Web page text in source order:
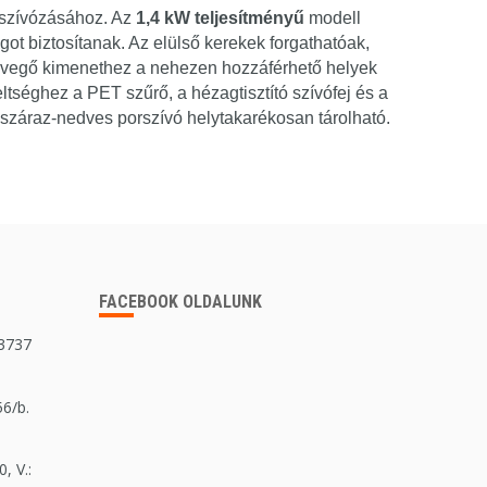
Az 1,4 kW teljesítményű modell
biztosítanak. Az elülső kerekek forgathatóak,
kimenethez a nehezen hozzáférhető helyek
a PET szűrő, a hézagtisztító szívófej és a
nedves porszívó helytakarékosan tárolható.
b.
V.:
FACEBOOK OLDALUNK